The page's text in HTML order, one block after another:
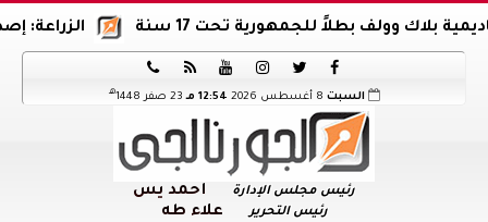
الزراعة: إصدار 12 ألف موافقة وتصريح بالمبيدات خلال 6 شهور وولف بطلاً للجمهورية تحت 17 سنة






السبت 12:54 مـ 23 صفر 1448 هـ
رئيس مجلس الإدارة أحمد يس
رئيس التحرير علاء طه